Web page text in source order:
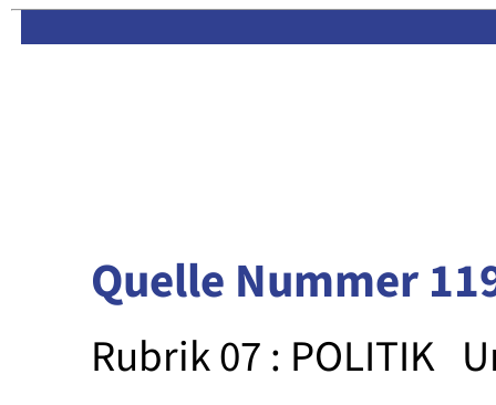
Quelle Nummer
Rubrik 07 : POLITIK